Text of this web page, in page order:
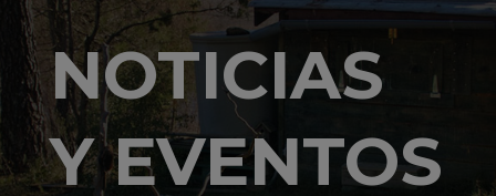
NOTICIAS
Y EVENTOS